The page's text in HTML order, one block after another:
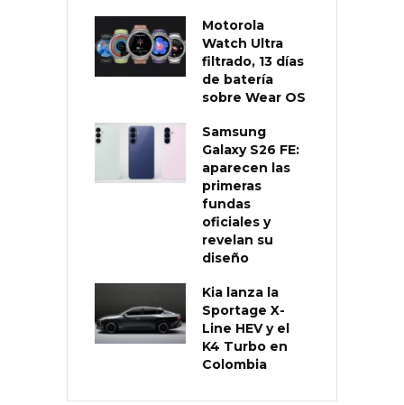
Motorola
Watch Ultra
filtrado, 13 días
de batería
sobre Wear OS
Samsung
Galaxy S26 FE:
aparecen las
primeras
fundas
oficiales y
revelan su
diseño
Kia lanza la
Sportage X-
Line HEV y el
K4 Turbo en
Colombia